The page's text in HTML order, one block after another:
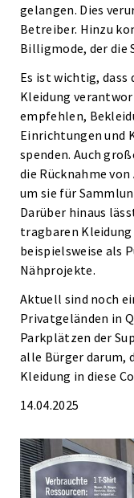
gelangen. Dies
Betreiber. Hinzu
Billigmode, der die
Es ist wichtig, dass
Kleidung
empfehlen,
Einrichtungen und
spenden. Auch
die Rücknahme
um sie für
Darüber hinaus
tragbaren Kleidung
beispielsweise als
Nähprojekte.
Aktuell sind noch
Privatgeländen in
Parkplätzen der
alle Bürger darum,
Kleidung in diese
14.04.2025